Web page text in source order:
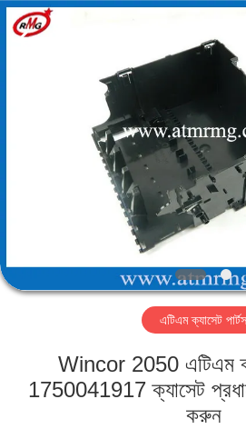
কারখানা
গুণমান
Mei
Guang
Science
And
এটিএম ক্যাসেট পার্টস
Wincor 2050 এটিএম
1750041917 ক্যাসেট
করুন